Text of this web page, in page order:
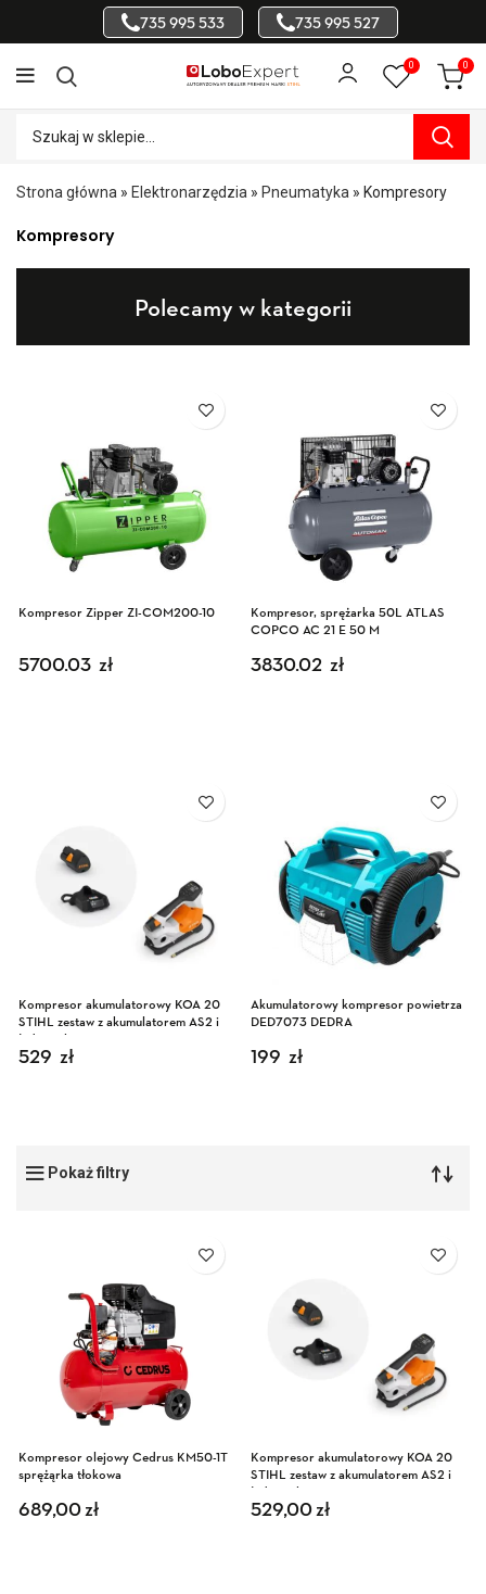
735 995 533 735 995 527
0 0
Pokaż filtry
Kompresor olejowy Cedrus KM50-1T
sprężąrka tłokowa
689,00zł
Kompresor akumulatorowy KOA 20
STIHL zestaw z akumulatorem AS2 i
ładowarką AL1
529,00zł
Strona główna » Elektronarzędzia » Pneumatyka » Kompresory
Kompresory
Polecamy w kategorii
Kompresor Zipper ZI-COM200-10
5700.03 zł
Kompresor, sprężarka 50L ATLAS
COPCO AC 21 E 50 M
3830.02 zł
Kompresor akumulatorowy KOA 20
STIHL zestaw z akumulatorem AS2 i
ładowarką AL1
529 zł
Akumulatorowy kompresor powietrza
DED7073 DEDRA
199 zł